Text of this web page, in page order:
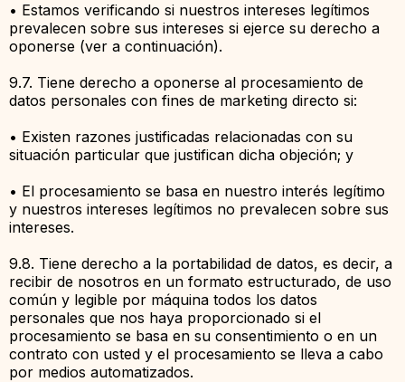
• Estamos verificando si nuestros intereses legítimos
prevalecen sobre sus intereses si ejerce su derecho a
oponerse (ver a continuación).
9.7. Tiene derecho a oponerse al procesamiento de
datos personales con fines de marketing directo si:
• Existen razones justificadas relacionadas con su
situación particular que justifican dicha objeción; y
• El procesamiento se basa en nuestro interés legítimo
y nuestros intereses legítimos no prevalecen sobre sus
intereses.
9.8. Tiene derecho a la portabilidad de datos, es decir, a
recibir de nosotros en un formato estructurado, de uso
común y legible por máquina todos los datos
personales que nos haya proporcionado si el
procesamiento se basa en su consentimiento o en un
contrato con usted y el procesamiento se lleva a cabo
por medios automatizados.